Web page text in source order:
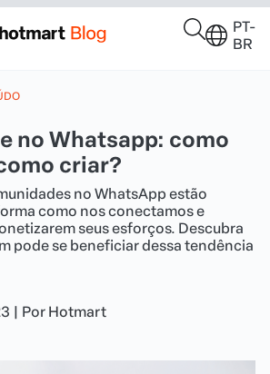
PT-
BR
no Whatsapp: como
criar?
no WhatsApp estão
como nos conectamos e
seus esforços. Descubra
pode se beneficiar dessa tendência
| Por Hotmart